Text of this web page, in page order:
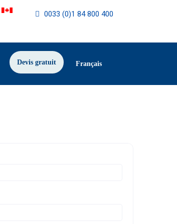
0033 (0)1 84 800 400
Devis gratuit Français